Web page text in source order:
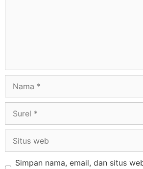
Simpan nama, email, dan situs